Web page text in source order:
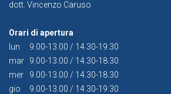
dott. Vincenzo Caruso
Orari di apertura
lun
9.00-13.00 / 14.30-19.30
mar
9.00-13.00 / 14.30-18.30
mer
9.00-13.00 / 14.30-18.30
gio
9.00-13.00 / 14.30-19.30